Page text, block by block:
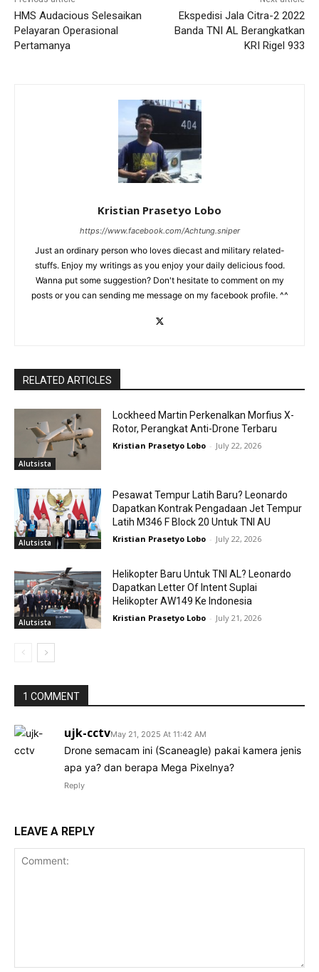
HMS Audacious Selesaikan
Pelayaran Operasional
Pertamanya
Ekspedisi Jala Citra-2 2022
Banda TNI AL Berangkatkan
KRI Rigel 933
Kristian Prasetyo Lobo
https://www.facebook.com/Achtung.sniper
Just an ordinary person who loves diecast and military related-
stuffs. Enjoy my writings as you enjoy your daily delicious food.
Wanna put some suggestion? Don't hesitate to comment on my
posts or you can sending me message on my facebook profile. ^^
RELATED ARTICLES
Alutsista
Lockheed Martin Perkenalkan Morfius X-
Rotor, Perangkat Anti-Drone Terbaru
Kristian Prasetyo Lobo - July 22, 2026
Alutsista
Pesawat Tempur Latih Baru? Leonardo
Dapatkan Kontrak Pengadaan Jet Tempur
Latih M346 F Block 20 Untuk TNI AU
Kristian Prasetyo Lobo - July 22, 2026
Alutsista
Helikopter Baru Untuk TNI AL? Leonardo
Dapatkan Letter Of Intent Suplai
Helikopter AW149 Ke Indonesia
Kristian Prasetyo Lobo - July 21, 2026
1 COMMENT
ujk-cctvMay 21, 2025 At 11:42 AM
Drone semacam ini (Scaneagle) pakai kamera jenis
apa ya? dan berapa Mega Pixelnya?
Reply
LEAVE A REPLY